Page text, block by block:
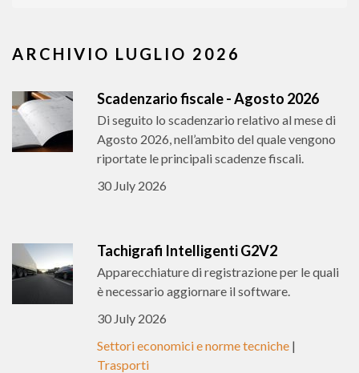
ARCHIVIO LUGLIO 2026
Scadenzario fiscale - Agosto 2026
Di seguito lo scadenzario relativo al mese di
Agosto 2026, nell’ambito del quale vengono
riportate le principali scadenze fiscali.
30 July 2026
Tachigrafi Intelligenti G2V2
Apparecchiature di registrazione per le quali
è necessario aggiornare il software.
30 July 2026
Settori economici e norme tecniche |
Trasporti